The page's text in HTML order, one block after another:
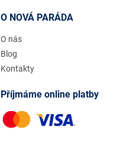
O NOVÁ PARÁDA
O nás
Blog
Kontakty
Příjmáme online platby